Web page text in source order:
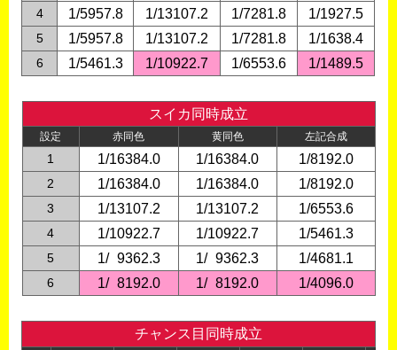
4 1/5957.8 1/13107.2 1/7281.8 1/1927.5
5 1/5957.8 1/13107.2 1/7281.8 1/1638.4
6 1/5461.3 1/10922.7 1/6553.6 1/1489.5
スイカ同時成立
設定 赤同色 黄同色 左記合成
1 1/16384.0 1/16384.0 1/8192.0
2 1/16384.0 1/16384.0 1/8192.0
3 1/13107.2 1/13107.2 1/6553.6
4 1/10922.7 1/10922.7 1/5461.3
5 1/0 9362.3 1/0 9362.3 1/4681.1
6 1/0 8192.0 1/0 8192.0 1/4096.0
チャンス目同時成立